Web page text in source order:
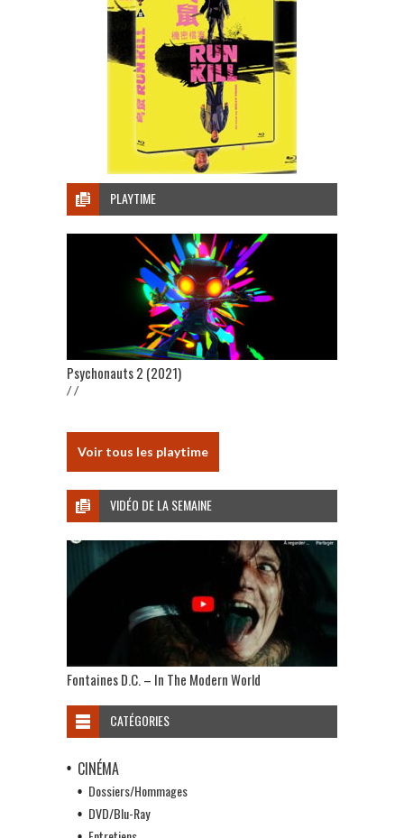
PLAYTIME
Psychonauts 2 (2021)
/ /
Voir tous les playtime
VIDÉO DE LA SEMAINE
Fontaines D.C. – In The Modern World
CATÉGORIES
CINÉMA
Dossiers/Hommages
DVD/Blu-Ray